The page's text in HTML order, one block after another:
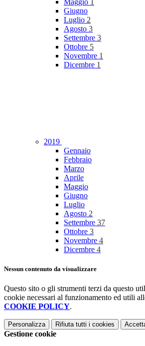
Maggio 1
Giugno
Luglio 2
Agosto 3
Settembre 3
Ottobre 5
Novembre 1
Dicembre 1
2019
Gennaio
Febbraio
Marzo
Aprile
Maggio
Giugno
Luglio
Agosto 2
Settembre 37
Ottobre 3
Novembre 4
Dicembre 4
Nessun contenuto da visualizzare
Questo sito o gli strumenti terzi da questo
cookie necessari al funzionamento ed utili
COOKIE POLICY.
Personalizza Rifiuta tutti i cookies
Gestione cookie